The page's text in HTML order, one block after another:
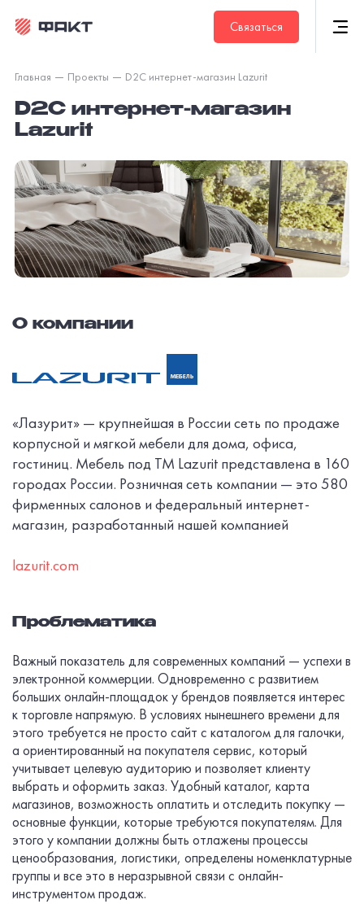
Связаться
Главная Проекты D2C интернет-магазин Lazurit
D2C интернет-магазин
Lazurit
Проблематика
Важный показатель для современных компаний — успехи в
электронной коммерции. Одновременно с развитием
больших онлайн-площадок у брендов появляется интерес
к торговле напрямую. В условиях нынешнего времени для
этого требуется не просто сайт с каталогом для галочки,
а ориентированный на покупателя сервис, который
учитывает целевую аудиторию и позволяет клиенту
выбрать и оформить заказ. Удобный каталог, карта
магазинов, возможность оплатить и отследить покупку —
основные функции, которые требуются покупателям. Для
этого у компании должны быть отлажены процессы
ценообразования, логистики, определены номенклатурные
группы и все это в неразрывной связи с онлайн-
инструментом продаж.
lazurit.com
О компании
«Лазурит» — крупнейшая в России сеть по продаже
корпусной и мягкой мебели для дома, офиса,
гостиниц. Мебель под ТМ Lazurit представлена в 160
городах России. Розничная сеть компании — это 580
фирменных салонов и федеральный интернет-
магазин, разработанный нашей компанией